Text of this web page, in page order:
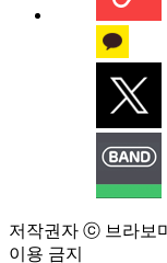
저작권자 ⓒ 브라보
이용 금지